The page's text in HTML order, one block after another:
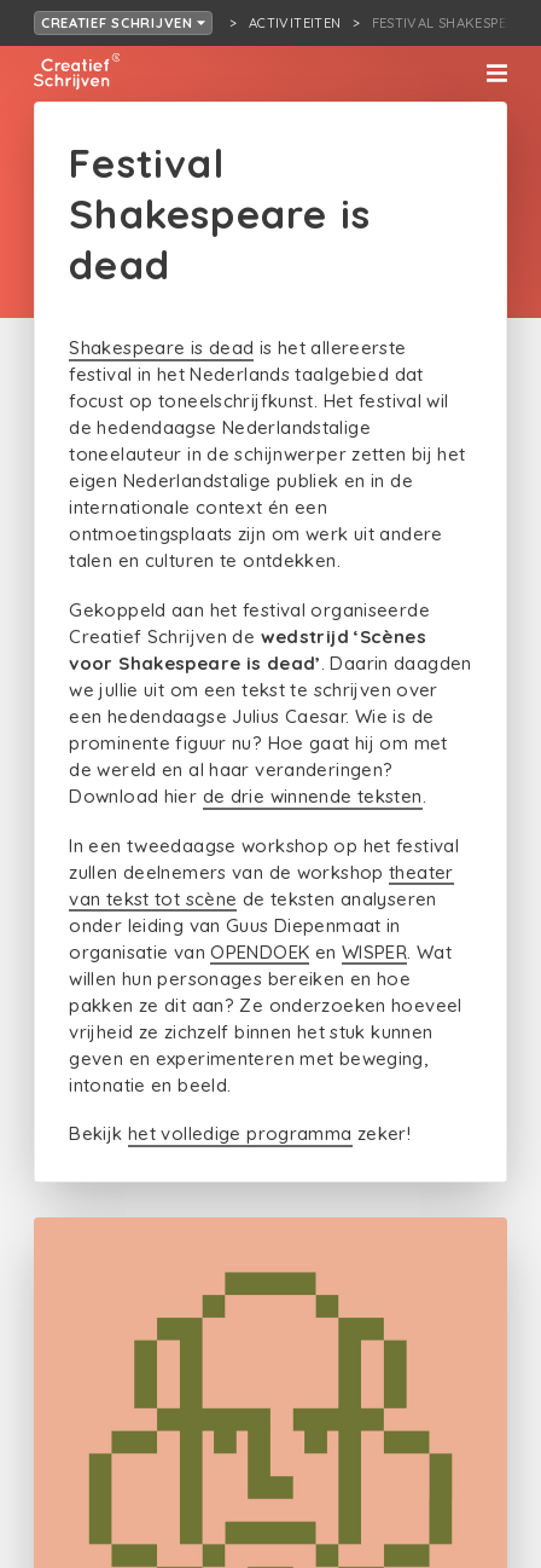
CREATIEF SCHRIJVEN ACTIVITEITEN FESTIVAL SHAKESPEARE
Festival
Shakespeare is
dead
Shakespeare is dead is het allereerste
festival in het Nederlands taalgebied dat
focust op toneelschrijfkunst. Het festival wil
de hedendaagse Nederlandstalige
toneelauteur in de schijnwerper zetten bij het
eigen Nederlandstalige publiek en in de
internationale context én een
ontmoetingsplaats zijn om werk uit andere
talen en culturen te ontdekken.
Gekoppeld aan het festival organiseerde
Creatief Schrijven de wedstrijd ‘Scènes
voor Shakespeare is dead’ . Daarin daagden
we jullie uit om een tekst te schrijven over
een hedendaagse Julius Caesar. Wie is de
prominente figuur nu? Hoe gaat hij om met
de wereld en al haar veranderingen?
Download hier de drie winnende teksten
In een tweedaagse workshop op het festival
zullen deelnemers van de workshop theater
van tekst tot scène de teksten analyseren
onder leiding van Guus Diepenmaat in
organisatie vanOPENDOEK en WISPER . Wat
willen hun personages bereiken en hoe
pakken ze dit aan? Ze onderzoeken hoeveel
vrijheid ze zichzelf binnen het stuk kunnen
geven en experimenteren met beweging,
intonatie en beeld.
Bekijk het volledige programma zeker!